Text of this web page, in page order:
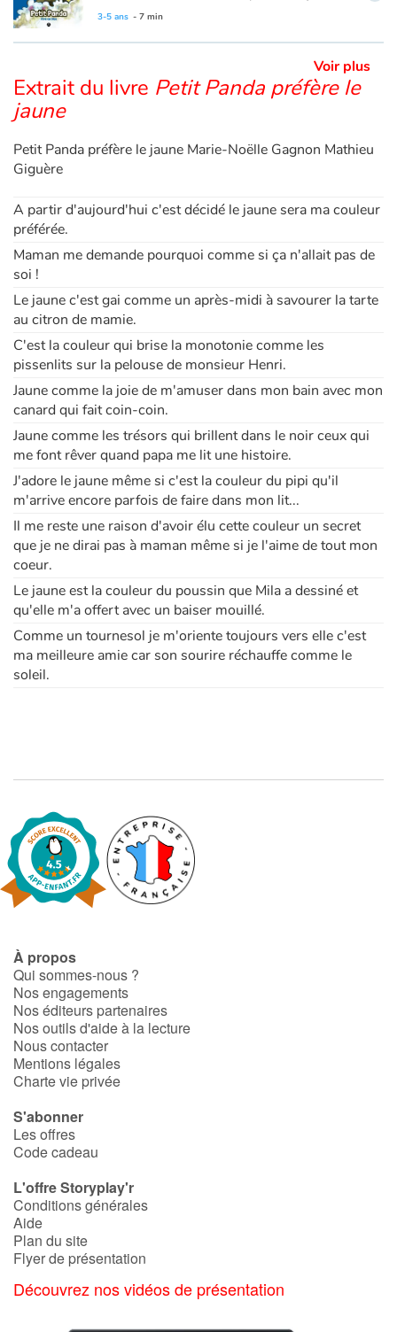
Ce livre est aussi disponible en anglais :
3-5 ans - 7 min
Voir plus
Extrait du livre Petit Panda préfère le
jaune
Petit Panda préfère le jaune Marie-Noëlle Gagnon Mathieu
Giguère
A partir d'aujourd'hui c'est décidé le jaune sera ma couleur
préférée.
Maman me demande pourquoi comme si ça n'allait pas de
soi !
Le jaune c'est gai comme un après-midi à savourer la tarte
au citron de mamie.
C'est la couleur qui brise la monotonie comme les
pissenlits sur la pelouse de monsieur Henri.
Jaune comme la joie de m'amuser dans mon bain avec mon
canard qui fait coin-coin.
Jaune comme les trésors qui brillent dans le noir ceux qui
me font rêver quand papa me lit une histoire.
J'adore le jaune même si c'est la couleur du pipi qu'il
m'arrive encore parfois de faire dans mon lit...
Il me reste une raison d'avoir élu cette couleur un secret
que je ne dirai pas à maman même si je l'aime de tout mon
coeur.
Le jaune est la couleur du poussin que Mila a dessiné et
qu'elle m'a offert avec un baiser mouillé.
Comme un tournesol je m'oriente toujours vers elle c'est
ma meilleure amie car son sourire réchauffe comme le
soleil.
À propos
Qui sommes-nous ?
Nos engagements
Nos éditeurs partenaires
Nos outils d'aide à la lecture
Nous contacter
Mentions légales
Charte vie privée
S'abonner
Les offres
Code cadeau
L'offre Storyplay'r
Conditions générales
Aide
Plan du site
Flyer de présentation
Découvrez nos vidéos de présentation